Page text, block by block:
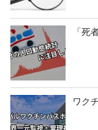
「死
ワク